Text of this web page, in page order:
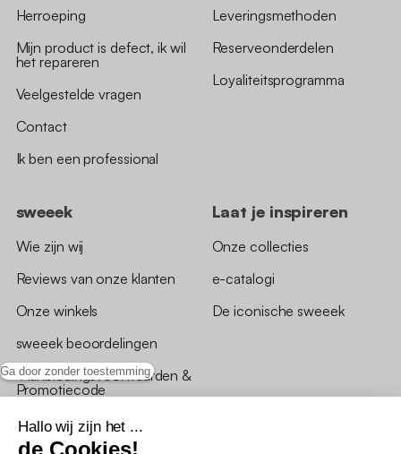
Ga door zonder toestemming
Hallo wij zijn het ...
de Cookies!
Herroeping
Mijn product is defect, ik wil
het repareren
Veelgestelde vragen
Contact
Ik ben een professional
Leveringsmethoden
Reserveonderdelen
Loyaliteitsprogramma
sweeek
Wie zijn wij
Reviews van onze klanten
Onze winkels
sweeek beoordelingen
*Aanbiedingsvoorwaarden &
Promotiecode
Laat je inspireren
Onze collecties
e-catalogi
De iconische sweeek